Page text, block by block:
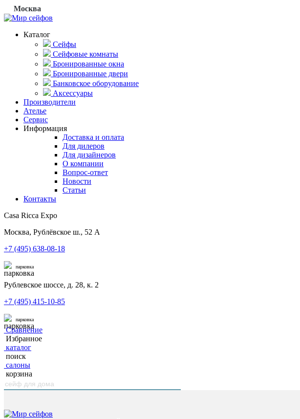
Москва
Каталог
Сейфы
Сейфовые комнаты
Бронированные окна
Бронированные двери
Банковское оборудование
Аксессуары
Производители
Ателье
Сервис
Информация
Доставка и оплата
Для дилеров
Для дизайнеров
О компании
Вопрос-ответ
Новости
Статьи
Контакты
Casa Ricca Expo
Москва, Рублёвское ш., 52 А
+7 (495) 638-08-18
парковка
Рублевское шоссе, д. 28, к. 2
+7 (495) 415-10-85
парковка
Сравнение
Избранное
каталог
поиск
салоны
корзина